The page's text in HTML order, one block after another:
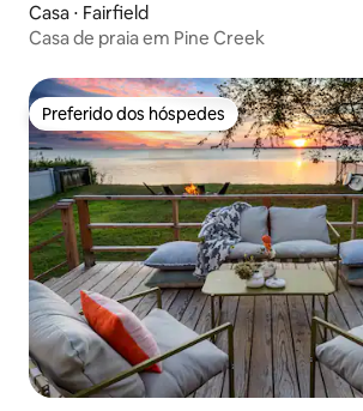
Casa ⋅ Fairfield
Casa de praia em Pine Creek
Preferido dos hóspedes
Preferido dos hóspedes